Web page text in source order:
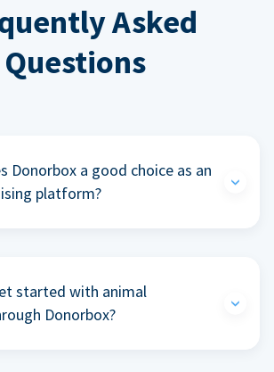
Asked
Questions
Donorbox a good choice as an
platform?
started with animal
Donorbox?